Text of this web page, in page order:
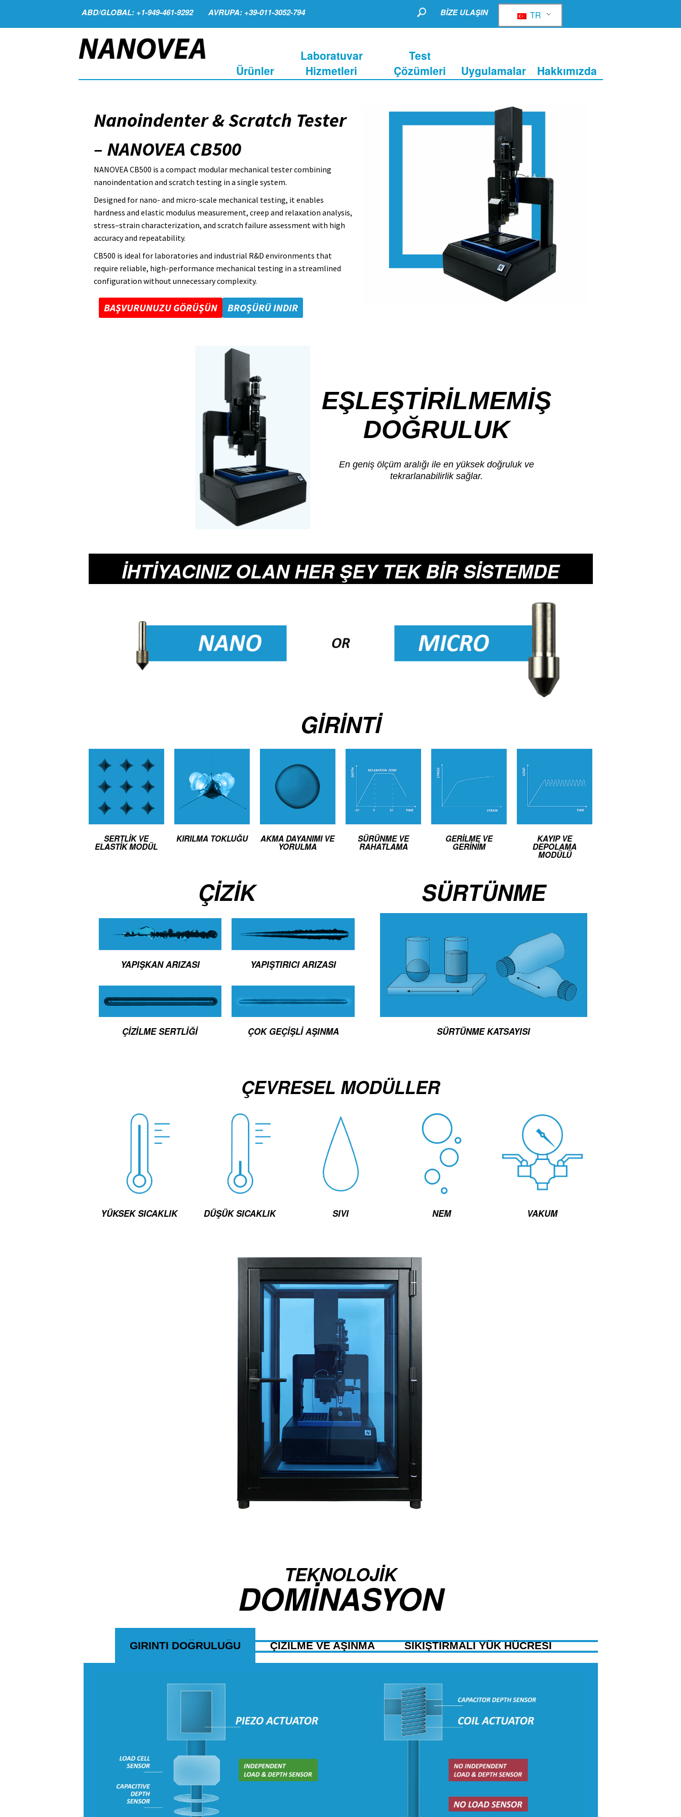
ABD/GLOBAL: +1-949-461-9292 AVRUPA: +39-011-3052-794 TR
BİZE ULAŞIN
Ürünler
Laboratuvar
Hizmetleri
Test
Çözümleri
Uygulamalar Hakkımızda
Nanoindenter & Scratch Tester
– NANOVEA CB500
NANOVEA CB500 is a compact modular mechanical tester combining
nanoindentation and scratch testing in a single system.
Designed for nano- and micro-scale mechanical testing, it enables
hardness and elastic modulus measurement, creep and relaxation analysis,
stress–strain characterization, and scratch failure assessment with high
accuracy and repeatability.
CB500 is ideal for laboratories and industrial R&D environments that
require reliable, high-performance mechanical testing in a streamlined
configuration without unnecessary complexity.
BAŞVURUNUZU GÖRÜŞÜN BROŞÜRÜ INDIR
EŞLEŞTİRİLMEMİŞ
DOĞRULUK
En geniş ölçüm aralığı ile en yüksek doğruluk ve
tekrarlanabilirlik sağlar.
İHTİYACINIZ OLAN HER ŞEY TEK BİR SİSTEMDE
GIRINTI
SERTLIK VE
ELASTIK MODÜL
KIRILMA TOKLUĞU AKMA DAYANIMI VE
YORULMA
SÜRÜNME VE
RAHATLAMA
GERILME VE
GERINIM
KAYIP VE
DEPOLAMA
MODÜLÜ
ÇIZIK
YAPIŞKAN ARIZASI YAPIŞTIRICI ARIZASI
ÇIZILME SERTLIĞI ÇOK GEÇIŞLI AŞINMA
SÜRTÜNME
SÜRTÜNME KATSAYISI
ÇEVRESEL MODÜLLER
YÜKSEK SICAKLIK DÜŞÜK SICAKLIK SIVI NEM VAKUM
TEKNOLOJİK
DOMİNASYON
GIRINTI DOĞRULUĞU ÇIZILME VE AŞINMA SIKIŞTIRMALI YÜK HÜCRESI